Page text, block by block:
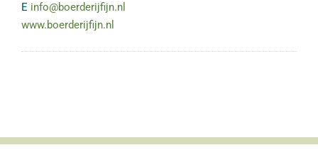
E info@boerderijfijn.nl
www.boerderijfijn.nl